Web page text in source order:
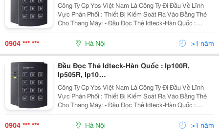
Công Ty Cp Ybs Việt Nam Là Công Ty Đi Đầu Về Lĩnh
Vực Phân Phối : Thiết Bị Kiểm Soát Ra Vào Bằng Thẻ
Cho Thang Máy: - Đầu Đọc Thẻ Idteck-Hàn Quốc :
Ip100R, Ip505R, Ip10&Hellip; - Bo Mạch Elevator 384,
0904 *** *** Hà Nội >1 năm
Đầu Đọc Thẻ Idteck-Hàn Quốc : Ip100R,
Ip505R, Ip10…
Công Ty Cp Ybs Việt Nam Là Công Ty Đi Đầu Về Lĩnh
Vực Phân Phối : Thiết Bị Kiểm Soát Ra Vào Bằng Thẻ
Cho Thang Máy: - Đầu Đọc Thẻ Idteck-Hàn Quốc :
Ip100R, Ip505R, Ip10&Hellip; - Bo Mạch Elevator 384,
0904 *** *** Hà Nội >1 năm